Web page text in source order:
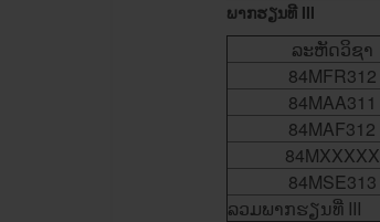
ພາກຮຽນທີ III
ລະຫັດ​ວິ​ຊາ
84MFR312
84MAA311
84MAF312
84MXXXXX
84MSE313
ລວມພາກຮຽນ​ທີ່ III